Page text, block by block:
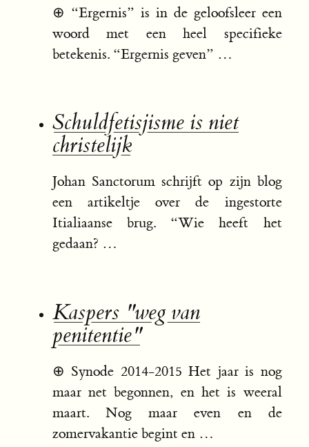
⊕ “Ergernis” is in de geloofsleer een
woord met een heel specifieke
betekenis. “Ergernis geven” …
Schuldfetisjisme is niet
christelijk
Johan Sanctorum schrijft op zijn blog
een artikeltje over de ingestorte
Itialiaanse brug. “Wie heeft het
gedaan? …
Kaspers "weg van
penitentie"
⊕ Synode 2014-2015 Het jaar is nog
maar net begonnen, en het is weeral
maart. Nog maar even en de
zomervakantie begint en …